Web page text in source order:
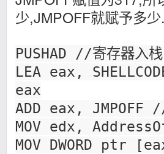
少,JMPOFF就赋予多少.
PUSHAD //寄存器入栈
LEA eax,
eax
ADD eax, JMPOFF
MOV edx,
MOV DWORD ptr